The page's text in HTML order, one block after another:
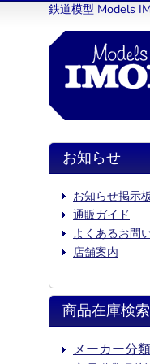
鉄道模型 Models
お知らせ
お知らせ掲示
通販ガイド
よくあるお問
店舗案内
商品在庫検索
メーカー分